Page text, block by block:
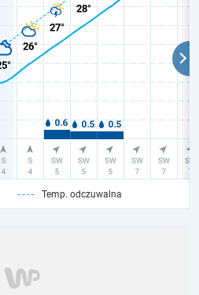
Temp. odczuwalna